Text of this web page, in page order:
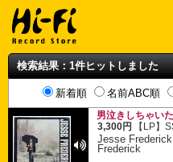
検索結果：1件ヒットしました
新着順 名前ABC順
男泣きしちゃい
3,300円
【LP】
Jesse Frederick
Frederick